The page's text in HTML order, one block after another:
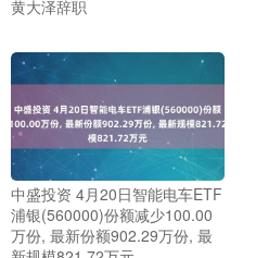
黄大泽辞职
中盛投资 4月20日智能电车ETF
浦银(560000)份额减少100.00
万份, 最新份额902.29万份, 最